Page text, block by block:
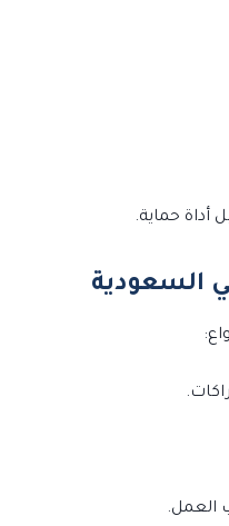
أداة حماية.
السعودية
العمل.